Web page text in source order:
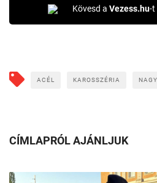
Kövesd a Vezess.hu-t
ACÉL KAROSSZÉRIA
CÍMLAPRÓL AJÁNLJUK